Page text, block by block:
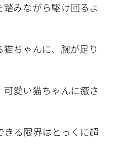
みながら駆け回るよ
ちゃんに、腕が足り
愛い猫ちゃんに癒さ
る限界はとっくに超